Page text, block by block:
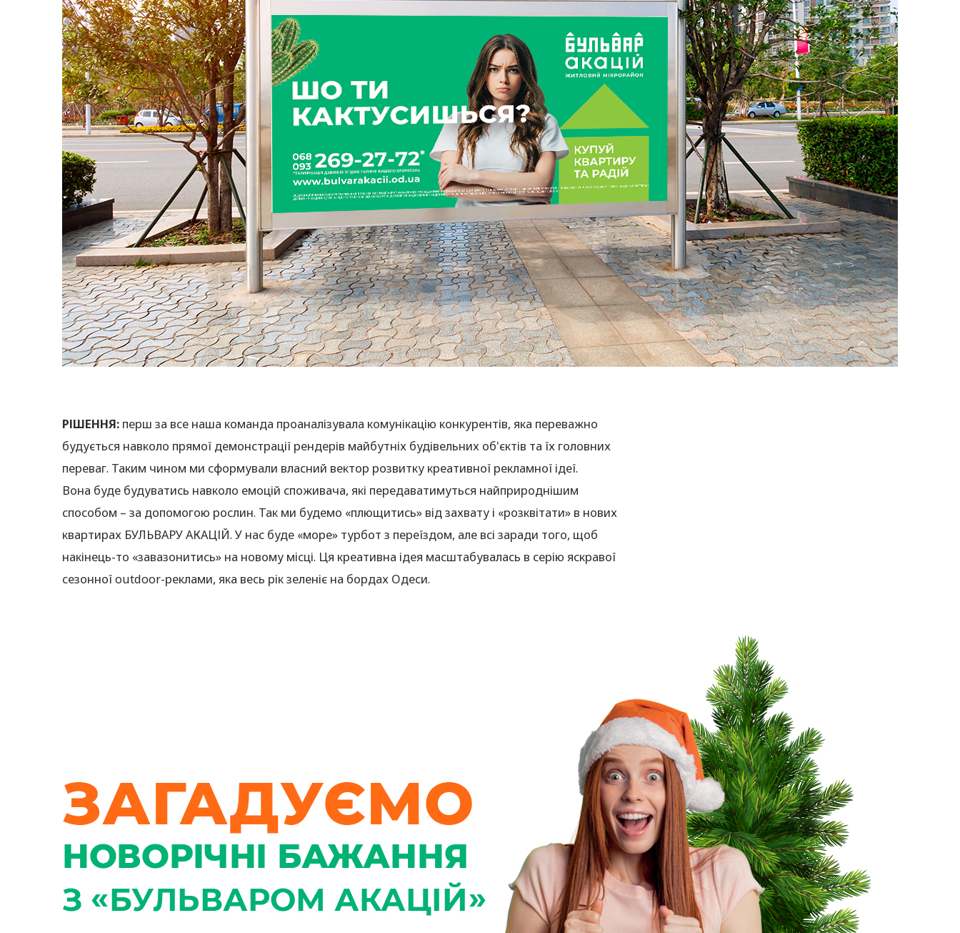
РІШЕННЯ: перш за все наша команда проаналізувала комунікацію конкурентів, яка переважно
будується навколо прямої демонстрації рендерів майбутніх будівельних об'єктів та їх головних
переваг. Таким чином ми сформували власний вектор розвитку креативної рекламної ідеї.
Вона буде будуватись навколо емоцій споживача, які передаватимуться найприроднішим
способом – за допомогою рослин. Так ми будемо «плющитись» від захвату і «розквітати» в нових
квартирах БУЛЬВАРУ АКАЦІЙ. У нас буде «море» турбот з переїздом, але всі заради того, щоб
накінець-то «завазонитись» на новому місці. Ця креативна ідея масштабувалась в серію яскравої
сезонної outdoor-реклами, яка весь рік зеленіє на бордах Одеси.